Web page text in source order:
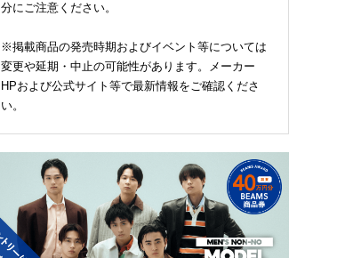
分にご注意ください。
※掲載商品の発売時期およびイベント等については
変更や延期・中止の可能性があります。メーカー
HPおよび公式サイト等で最新情報をご確認くださ
い。